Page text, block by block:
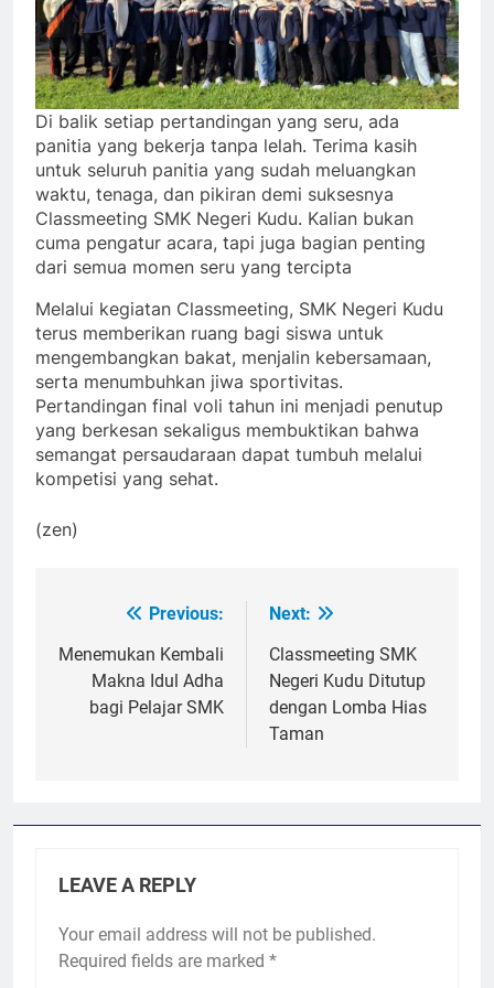
Di balik setiap pertandingan yang seru, ada
panitia yang bekerja tanpa lelah. Terima kasih
untuk seluruh panitia yang sudah meluangkan
waktu, tenaga, dan pikiran demi suksesnya
Classmeeting SMK Negeri Kudu. Kalian bukan
cuma pengatur acara, tapi juga bagian penting
dari semua momen seru yang tercipta
Melalui kegiatan Classmeeting, SMK Negeri Kudu
terus memberikan ruang bagi siswa untuk
mengembangkan bakat, menjalin kebersamaan,
serta menumbuhkan jiwa sportivitas.
Pertandingan final voli tahun ini menjadi penutup
yang berkesan sekaligus membuktikan bahwa
semangat persaudaraan dapat tumbuh melalui
kompetisi yang sehat.
(zen)
navigation
Previous:
Menemukan Kembali
Makna Idul Adha
bagi Pelajar SMK
Next:
Classmeeting SMK
Negeri Kudu Ditutup
dengan Lomba Hias
Taman
LEAVE A REPLY
Your email address will not be published.
Required fields are marked *